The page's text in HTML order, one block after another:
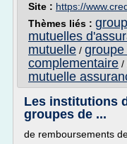
Site : https://
Thèmes liés :
mutuelles
mutuelle /
complementaire /
mutuelle
Les institutions
groupes de ...
de remboursements